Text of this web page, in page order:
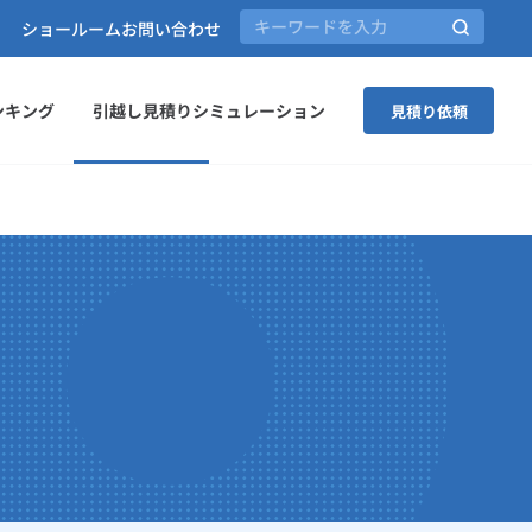
ング 引越し見積りシミュレーション 見積り依頼
ショールームお問い合わせ